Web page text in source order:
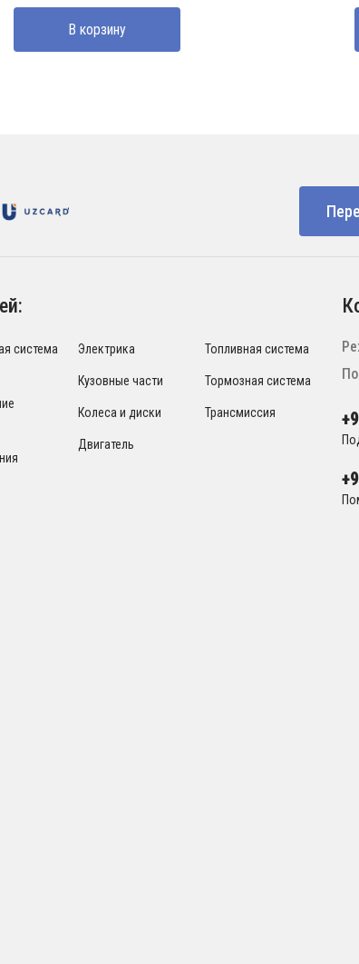
В корзину
система Электрика
Кузовные части
Колеса и диски
Двигатель
Топливная система
Тормозная система
Трансмиссия